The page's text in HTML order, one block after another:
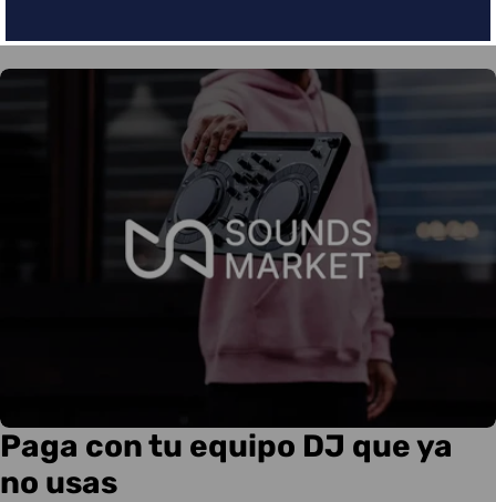
Paga con tu equipo DJ que ya
no usas